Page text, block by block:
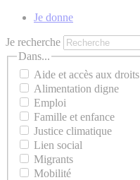
Je donne
Je recherche
Dans...
Aide et accès aux droits
Alimentation digne
Emploi
Famille et enfance
Justice climatique
Lien social
Migrants
Mobilité